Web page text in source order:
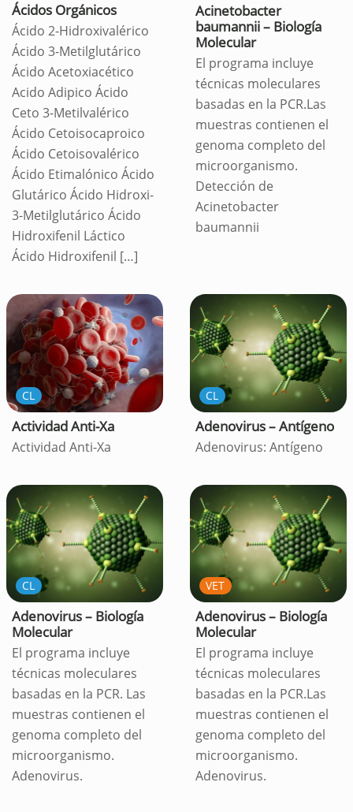
Ácidos Orgánicos
Ácido 2-Hidroxivalérico
Ácido 3-Metilglutárico
Ácido Acetoxiacético
Acido Adipico Ácido
Ceto 3-Metilvalérico
Ácido Cetoisocaproico
Ácido Cetoisovalérico
Ácido Etimalónico Ácido
Glutárico Ácido Hidroxi-
3-Metilglutárico Ácido
Hidroxifenil Láctico
Ácido Hidroxifenil […]
Acinetobacter
baumannii – Biología
Molecular
El programa incluye
técnicas moleculares
basadas en la PCR.Las
muestras contienen el
genoma completo del
microorganismo.
Detección de
Acinetobacter
baumannii
CL
Actividad Anti-Xa
Actividad Anti-Xa
CL
Adenovirus – Antígeno
Adenovirus: Antígeno
CL
Adenovirus – Biología
Molecular
El programa incluye
técnicas moleculares
basadas en la PCR. Las
muestras contienen el
genoma completo del
microorganismo.
Adenovirus.
VET
Adenovirus – Biología
Molecular
El programa incluye
técnicas moleculares
basadas en la PCR.Las
muestras contienen el
genoma completo del
microorganismo.
Adenovirus.